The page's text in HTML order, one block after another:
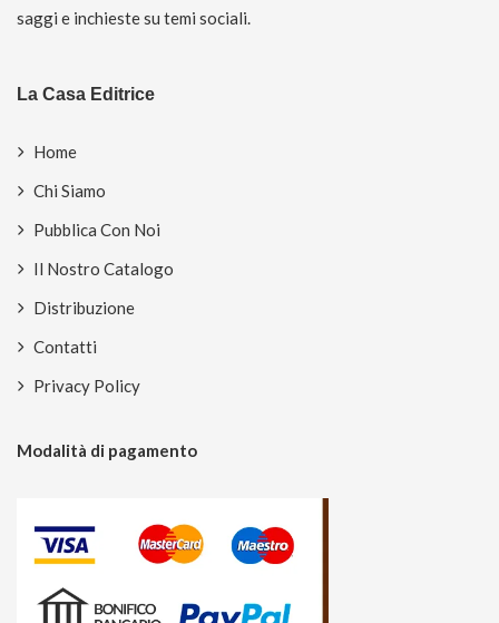
saggi e inchieste su temi sociali.
La Casa Editrice
Home
Chi Siamo
Pubblica Con Noi
Il Nostro Catalogo
Distribuzione
Contatti
Privacy Policy
Modalità di pagamento